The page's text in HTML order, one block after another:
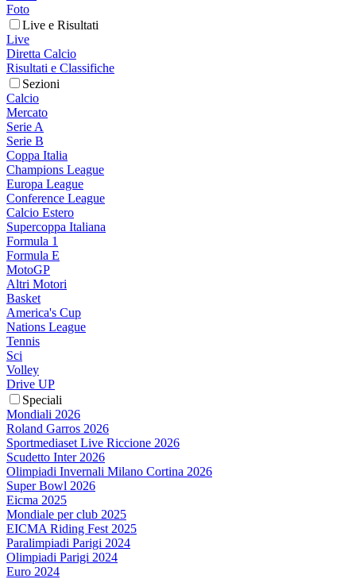
Foto
Live e Risultati
Live
Diretta Calcio
Risultati e Classifiche
Sezioni
Calcio
Mercato
Serie A
Serie B
Coppa Italia
Champions League
Europa League
Conference League
Calcio Estero
Supercoppa Italiana
Formula 1
Formula E
MotoGP
Altri Motori
Basket
America's Cup
Nations League
Tennis
Sci
Volley
Drive UP
Speciali
Mondiali 2026
Roland Garros 2026
Sportmediaset Live Riccione 2026
Scudetto Inter 2026
Olimpiadi Invernali Milano Cortina 2026
Super Bowl 2026
Eicma 2025
Mondiale per club 2025
EICMA Riding Fest 2025
Paralimpiadi Parigi 2024
Olimpiadi Parigi 2024
Euro 2024